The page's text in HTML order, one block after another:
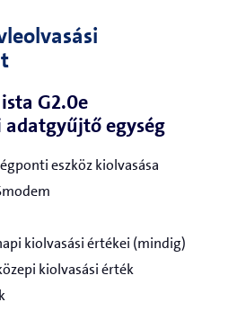
ista G2.0e
egység
eszköz kiolvasása
modem
kiolvasási értékei (mindig)
kiolvasási érték